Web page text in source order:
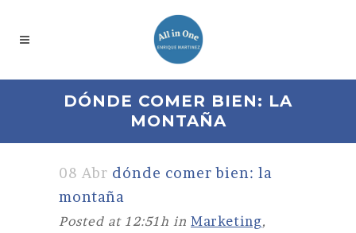
DÓNDE COMER BIEN: LA
MONTAÑA
08 Abr dónde comer bien: la
montaña
Posted at 12:51h in Marketing,